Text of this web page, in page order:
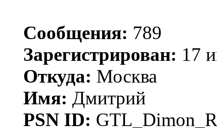
Сообщения: 789
Зарегистрирован: 17
Откуда: Москва
Имя: Дмитрий
PSN ID: